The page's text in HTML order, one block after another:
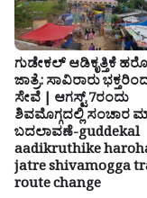
ಗುಡೇಕಲ್ ಆಡಿಕೃತ್ತಿಕೆ
ಜಾತ್ರೆ: ಸಾವಿರಾರು
ಸೇವೆ | ಆಗಸ್ಟ್ 7ರಂದು
ಶಿವಮೊಗ್ಗದಲ್ಲಿ ಸಂಚಾರ
ಬದಲಾವಣೆ-guddekal
aadikruthike
jatre shivamogga
route change